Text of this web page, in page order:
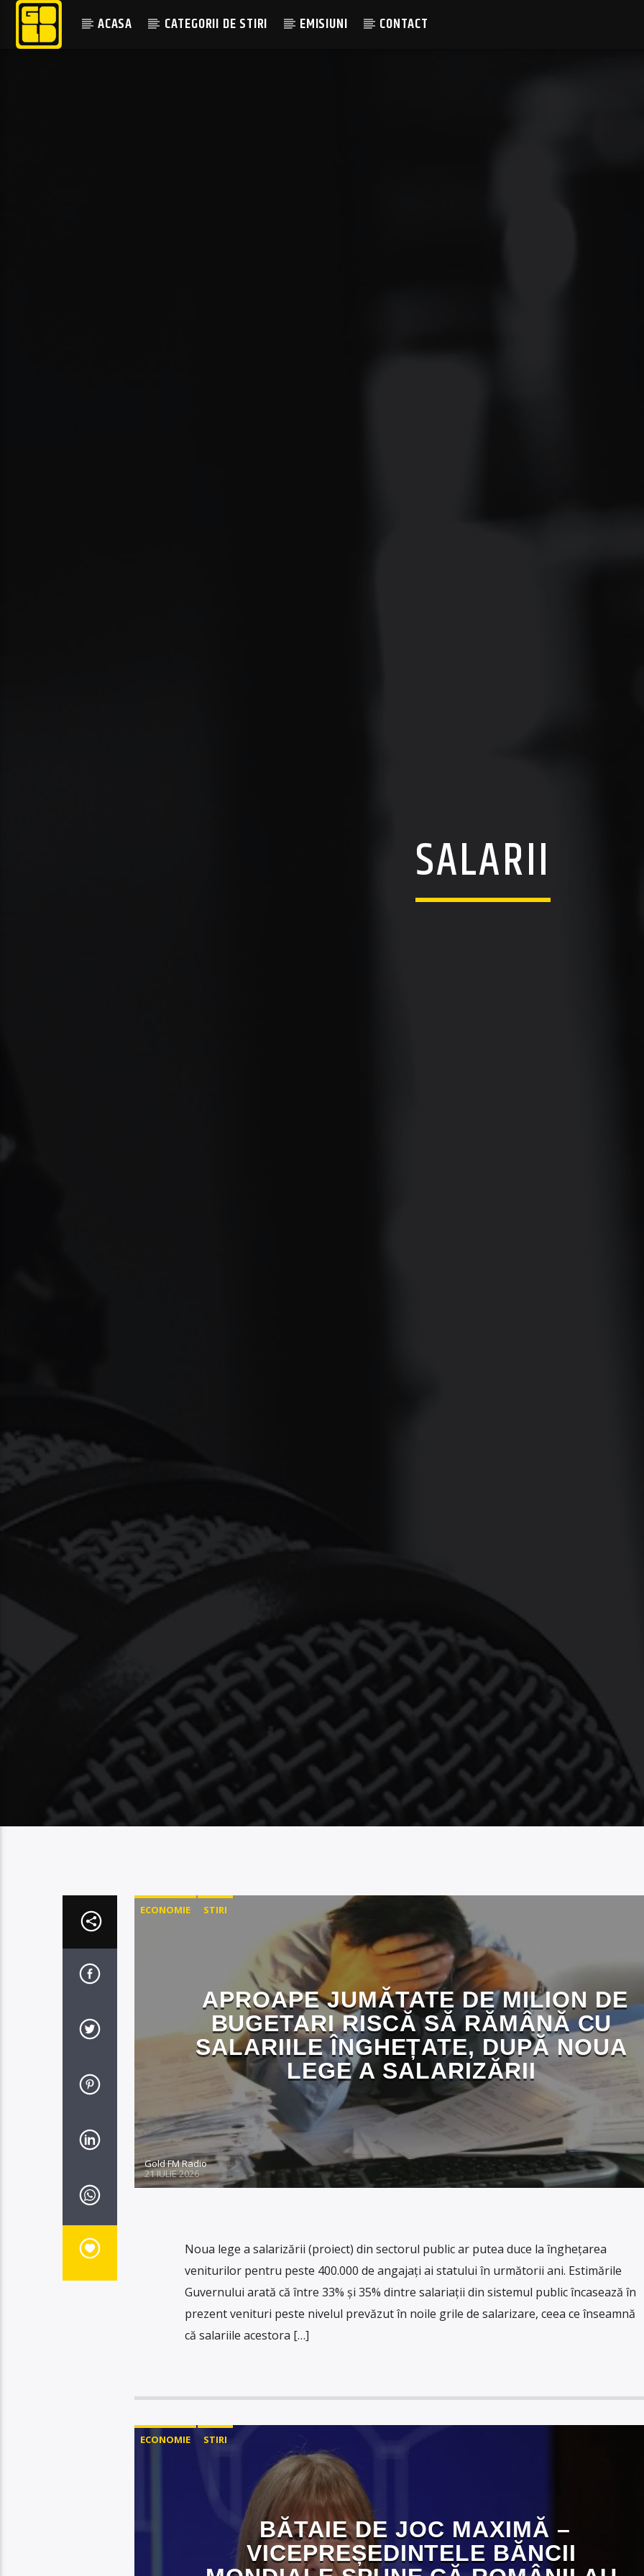
ACASA CATEGORII DE STIRI EMISIUNI CONTACT
SALARII
ECONOMIE STIRI
APROAPE JUMĂTATE DE MILION DE
BUGETARI RISCĂ SĂ RĂMÂNĂ CU
SALARIILE ÎNGHEȚATE, DUPĂ NOUA
LEGE A SALARIZĂRII
Gold FM Radio
21 IULIE 2026
Noua lege a salarizării (proiect) din sectorul public ar putea duce la înghețarea
veniturilor pentru peste 400.000 de angajați ai statului în următorii ani. Estimările
Guvernului arată că între 33% și 35% dintre salariații din sistemul public încasează în
prezent venituri peste nivelul prevăzut în noile grile de salarizare, ceea ce înseamnă
că salariile acestora […]
ECONOMIE STIRI
BĂTAIE DE JOC MAXIMĂ –
VICEPREȘEDINTELE BĂNCII